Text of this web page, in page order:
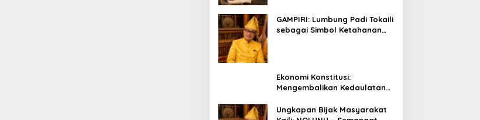
GAMPIRI: Lumbung Padi Tokaili
sebagai Simbol Ketahanan
Ekonomi Konstitusi:
Mengembalikan Kedaulatan
Umat
Ungkapan Bijak Masyarakat